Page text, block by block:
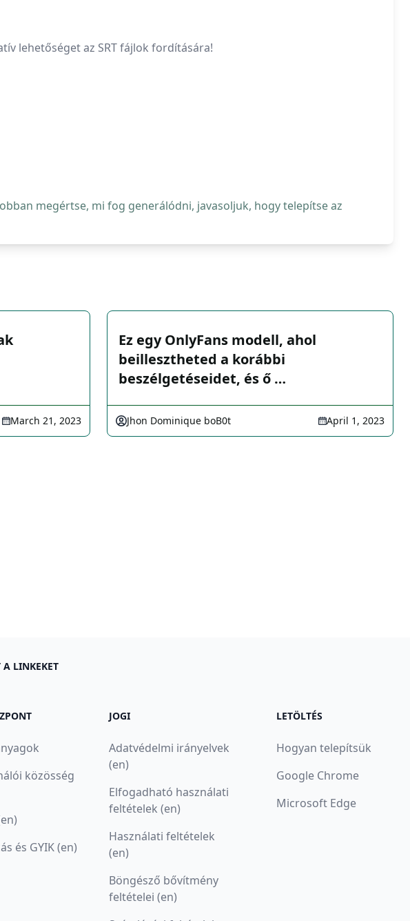
lehetőséget az SRT fájlok fordítására!
megértse, mi fog generálódni, javasoljuk, hogy telepítse az
March 21, 2023
Ez egy OnlyFans modell, ahol
beillesztheted a korábbi
beszélgetéseidet, és ő …
Jhon Dominique boB0t April 1, 2023
A LINKEKET
közösség
és GYIK (en)
JOGI
Adatvédelmi irányelvek
(en)
Elfogadható használati
feltételek (en)
Használati feltételek
(en)
Böngésző bővítmény
feltételei (en)
LETÖLTÉS
Hogyan telepítsük
Google Chrome
Microsoft Edge